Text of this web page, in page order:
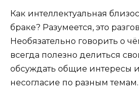
Как интеллектуальная
браке? Разумеется, это
Необязательно говорить о
всегда полезно делиться
обсуждать общие интересы
несогласие по разным